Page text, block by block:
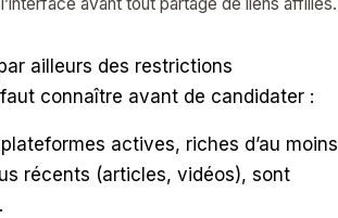
ailleurs des restrictions
connaître avant de candidater :
actives, riches d’au moins
récents (articles, vidéos), sont